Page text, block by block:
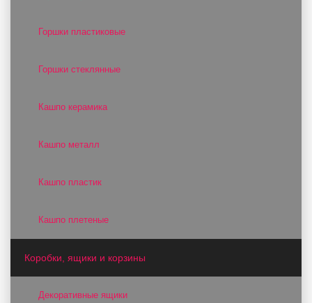
Горшки пластиковые
Горшки стеклянные
Кашпо керамика
Кашпо металл
Кашпо пластик
Кашпо плетеные
Коробки, ящики и корзины
Декоративные ящики